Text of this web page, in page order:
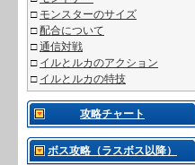
□ モンスターのサイズ
□配合について
□通信対戦
□ イルとルカのアクション
□ イルとルカの特技
攻略チャート
ボス攻略（ラスボス以降）